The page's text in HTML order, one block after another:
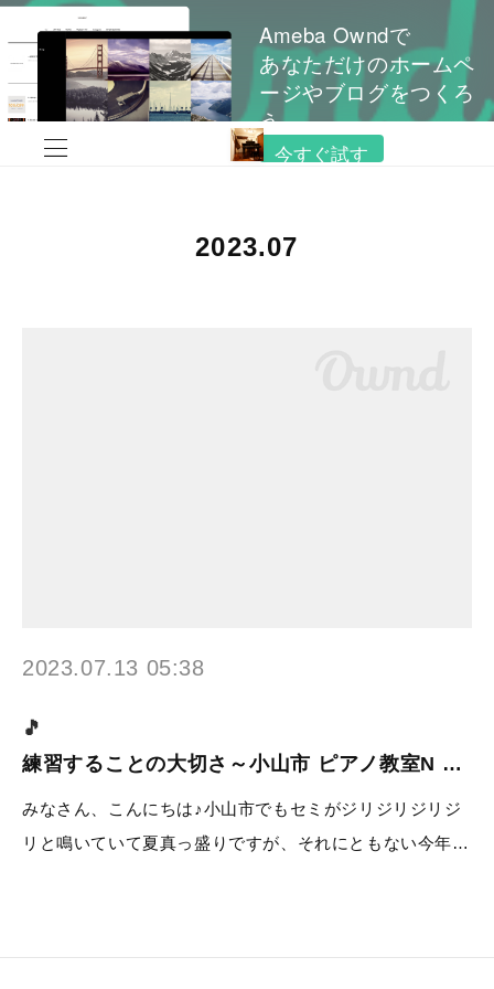
Ameba Owndで
あなただけのホームペ
ージやブログをつくろ
う
今すぐ試す
2023.07
2023.07.13 05:38
練習することの大切さ～小山市 ピアノ教室N …
みなさん、こんにちは♪小山市でもセミがジリジリジリジ
リと鳴いていて夏真っ盛りですが、それにともない今年…